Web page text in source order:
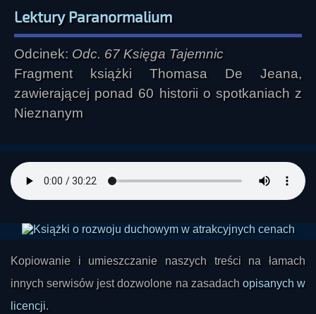
Lektury Paranormalium
Odcinek: Odc. 67 Księga Tajemnic
Fragment książki Thomasa De Jeana,
zawierającej ponad 60 historii o spotkaniach z
Nieznanym
Kopiowanie i umieszczanie naszych treści na łamach
innych serwisów jest dozwolone na zasadach opisanych w
licencji.